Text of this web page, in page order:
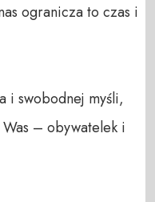
ogranicza to czas i
i swobodnej myśli,
– obywatelek i